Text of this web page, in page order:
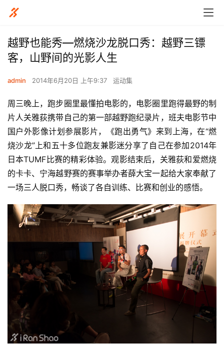
越野也能秀—燃烧沙龙脱口秀：越野三镖
客，山野间的光影人生
admin 2014年6月20日 上午9:37 运动集
周三晚上，跑步圈里最懂拍电影的，电影圈里跑得最野的制
片人关雅荻携带自己的第一部越野跑纪录片，班夫电影节中
国户外影像计划参展影片，《跑出勇气》来到上海，在“燃
烧沙龙”上和五十多位跑友兼影迷分享了自己在参加2014年
日本TUMF比赛的精彩体验。观影结束后，关雅荻和爱燃烧
的卡卡、宁海越野赛的赛事举办者薛大宝一起给大家奉献了
一场三人脱口秀，畅谈了各自训练、比赛和创业的感悟。